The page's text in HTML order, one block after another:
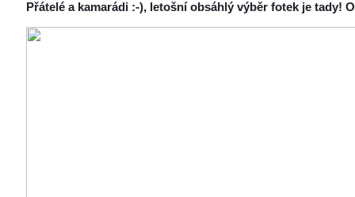
Přátelé a kamarádi :-), letošní obsáhlý výběr fotek je tady!